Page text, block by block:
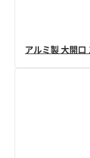
アルミ製 大開口